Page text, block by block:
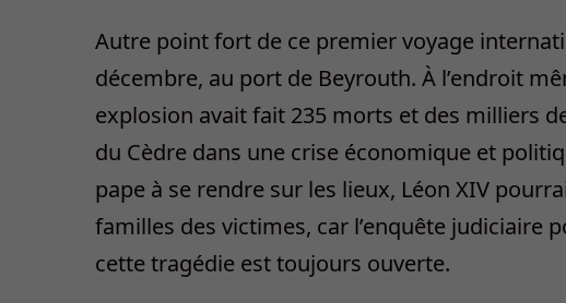
Autre point fort de ce premier voyage
décembre, au port de Beyrouth. À l’endroit
explosion avait fait 235 morts et des milliers
du Cèdre dans une crise économique et
pape à se rendre sur les lieux, Léon XIV
familles des victimes, car l’enquête judiciaire
cette tragédie est toujours ouverte.